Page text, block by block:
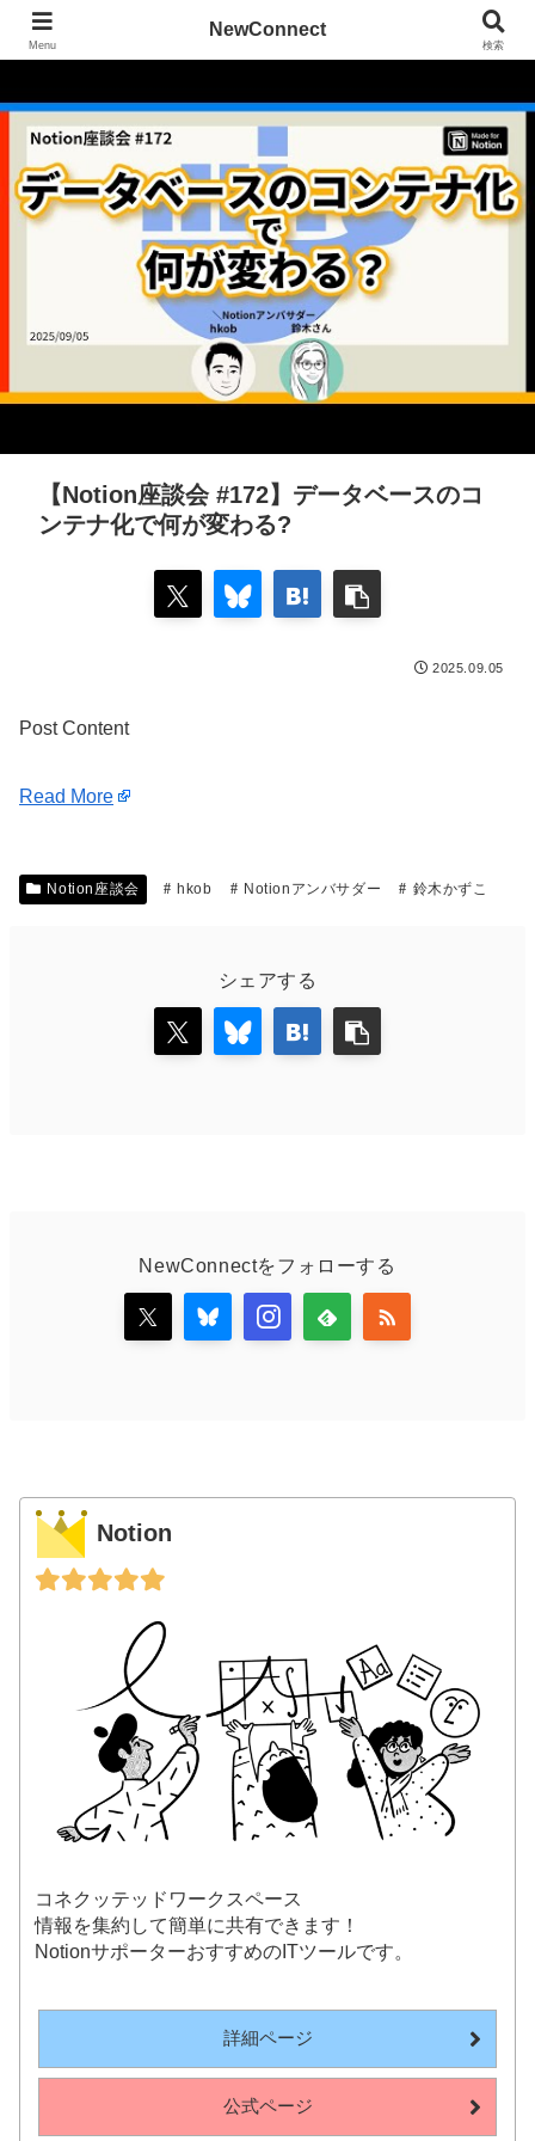
【Notion座談会 #172】データベースのコ
ンテナ化で何が変わる?
2025.09.05
Post Content
Read More
Notion座談会 hkob Notionアンバサダー 鈴木かずこ
シェアする
NewConnectをフォローする
Notion
コネクッテッドワークスペース
情報を集約して簡単に共有できます！
NotionサポーターおすすめのITツールです。
詳細ページ
公式ページ
Menu
NewConnect
検索